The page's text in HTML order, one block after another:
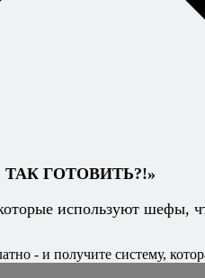
тонко, лучше на
ножом или еще как-
в масле, раскаленном
наугад, так что перед
лучше проверить
зажаристых чипсов.
морской солью.
предварительно в
чем-нибудь посыпать …
подойдете к этому
будем пробовать по
ГОТОВИТЬ?!»
используют шефы,
- и получите систему,